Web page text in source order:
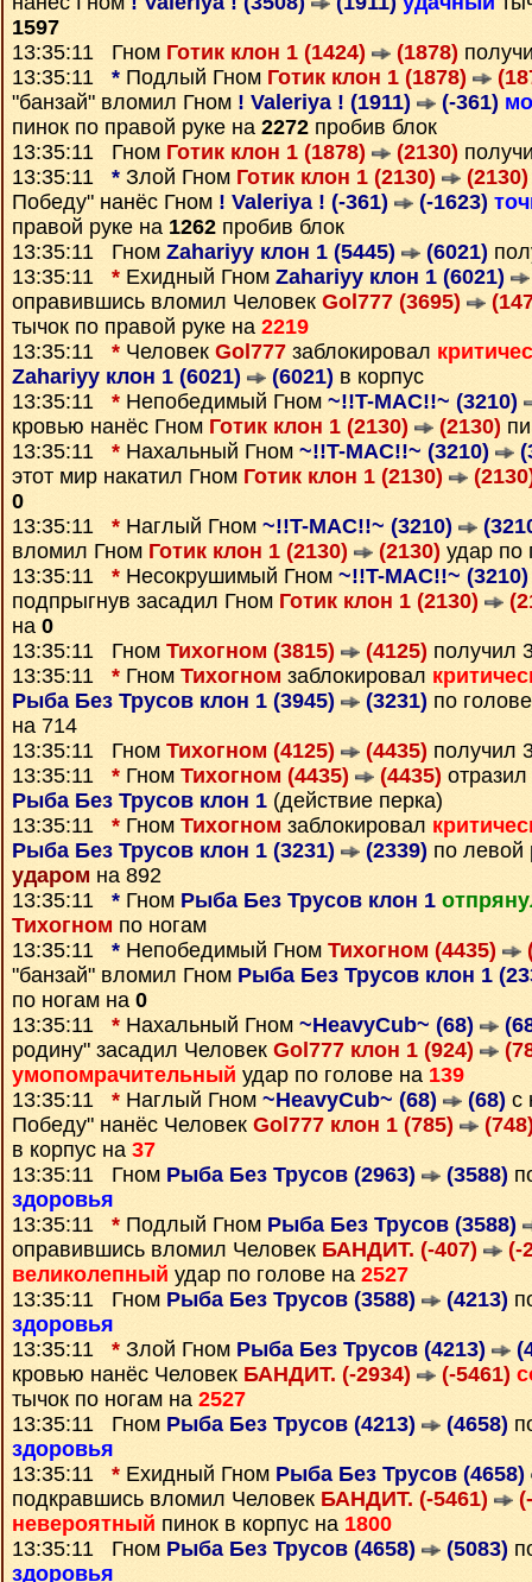
1597
13:35:11 Гном Готик клон 1 (1424) (1878)
13:35:11 * Подлый Гном Готик клон 1 (1878)
"банзай" вломил Гном ! Valeriya ! (1911) (-361)
пинок по правой руке на 2272 пробив блок
13:35:11 Гном Готик клон 1 (1878) (2130)
13:35:11 * Злой Гном Готик клон 1 (2130) (2130)
Победу" нанёс Гном ! Valeriya ! (-361) (-1623)
правой руке на 1262 пробив блок
13:35:11 Гном Zahariyy клон 1 (5445) (6021)
13:35:11 * Ехидный Гном Zahariyy клон 1 (6021)
оправившись вломил Человек Gol777 (3695)
тычок по правой руке на 2219
13:35:11 * Человек Gol777 заблокировал
Zahariyy клон 1 (6021)
(6021) в корпус
13:35:11 * Непобедимый Гном ~!!T-MAC!!~ (3210)
кровью нанёс Гном Готик клон 1 (2130) (2130)
13:35:11 * Нахальный Гном ~!!T-MAC!!~ (3210)
этот мир накатил Гном Готик клон 1 (2130)
0
13:35:11 * Наглый Гном ~!!T-MAC!!~ (3210)
вломил Гном Готик клон 1 (2130) (2130) удар по
13:35:11 * Несокрушимый Гном ~!!T-MAC!!~
подпрыгнув засадил Гном Готик клон 1 (2130)
на 0
13:35:11 Гном Тихогном (3815) (4125) получил
13:35:11 * Гном Тихогном заблокировал
Рыба Без Трусов клон 1 (3945)
(3231) по
на 714
13:35:11 Гном Тихогном (4125) (4435) получил
13:35:11 * Гном Тихогном (4435) (4435)
Рыба Без Трусов клон 1 (действие перка)
13:35:11 * Гном Тихогном заблокировал
Рыба Без Трусов клон 1 (3231)
(2339) по левой
ударом на 892
13:35:11 * Гном Рыба Без Трусов клон 1
Тихогном по ногам
13:35:11 * Непобедимый Гном Тихогном (4435)
"банзай" вломил Гном Рыба Без Трусов клон 1
по ногам на 0
13:35:11 * Нахальный Гном ~HeavyCub~ (68)
родину" засадил Человек Gol777 клон 1 (924)
умопомрачительный удар по голове на 139
13:35:11 * Наглый Гном ~HeavyCub~ (68) (68) с
Победу" нанёс Человек Gol777 клон 1 (785)
в корпус на 37
13:35:11 Гном Рыба Без Трусов (2963) (3588)
здоровья
13:35:11 * Подлый Гном Рыба Без Трусов (3588)
оправившись вломил Человек БАНДИТ. (-407)
(-
великолепный удар по голове на 2527
13:35:11 Гном Рыба Без Трусов (3588) (4213)
здоровья
13:35:11 * Злой Гном Рыба Без Трусов (4213)
кровью нанёс Человек БАНДИТ. (-2934) (-5461)
тычок по ногам на 2527
13:35:11 Гном Рыба Без Трусов (4213) (4658)
здоровья
13:35:11 * Ехидный Гном Рыба Без Трусов (4658)
подкравшись вломил Человек БАНДИТ. (-5461)
невероятный пинок в корпус на 1800
13:35:11 Гном Рыба Без Трусов (4658) (5083)
здоровья